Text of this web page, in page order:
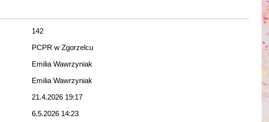
142
PCPR w Zgorzelcu
Emilia Wawrzyniak
Emilia Wawrzyniak
21.4.2026 19:17
6.5.2026 14:23